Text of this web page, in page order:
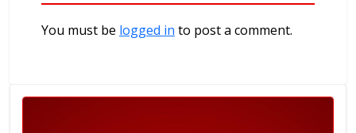
You must be logged in to post a comment.